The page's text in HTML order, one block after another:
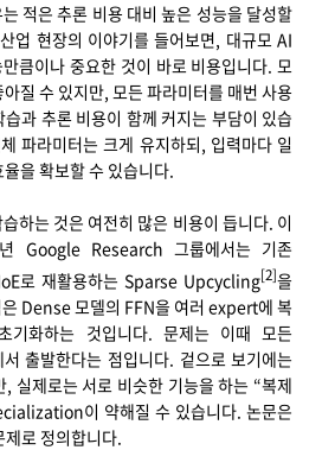
적은 추론 비용 대비 높은 성능을 달성할
업 현장의 이야기를 들어보면, 대규모 AI
큼이나 중요한 것이 바로 비용입니다. 모
질 수 있지만, 모든 파라미터를 매번 사용
과 추론 비용이 함께 커지는 부담이 있습
파라미터는 크게 유지하되, 입력마다 일
을 확보할 수 있습니다.
하는 것은 여전히 많은 비용이 듭니다. 이
Google Research 그룹에서는 기존
로 재활용하는 Sparse Upcycling[2]을
Dense 모델의 FFN을 여러 expert에 복
기화하는 것입니다. 문제는 이때 모든
출발한다는 점입니다. 겉으로 보기에는
실제로는 서로 비슷한 기능을 하는 “복제
이 약해질 수 있습니다. 논문은
로 정의합니다.